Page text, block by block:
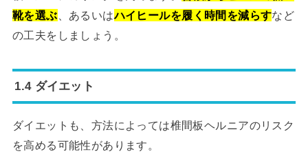
靴を選ぶ 、あるいはハイヒールを履く時間を減らすなど
の工夫をしましょう。
1.4 ダイエット
ダイエットも、方法によっては椎間板ヘルニアのリスク
を高める可能性があります。